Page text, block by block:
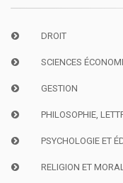
DROIT
SCIENCES
GESTION
PHILOSOPHIE,
PSYCHOLOGIE ET
RELIGION ET